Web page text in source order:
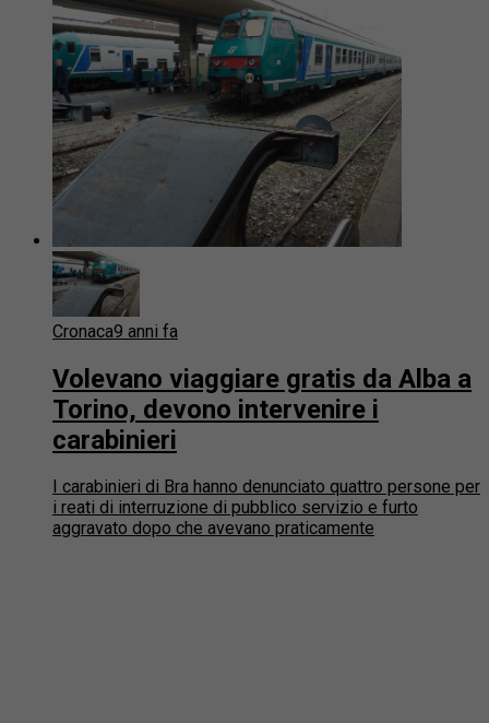
Cronaca9 anni fa
Volevano viaggiare gratis da Alba a
Torino, devono intervenire i
carabinieri
I carabinieri di Bra hanno denunciato quattro persone per
i reati di interruzione di pubblico servizio e furto
aggravato dopo che avevano praticamente